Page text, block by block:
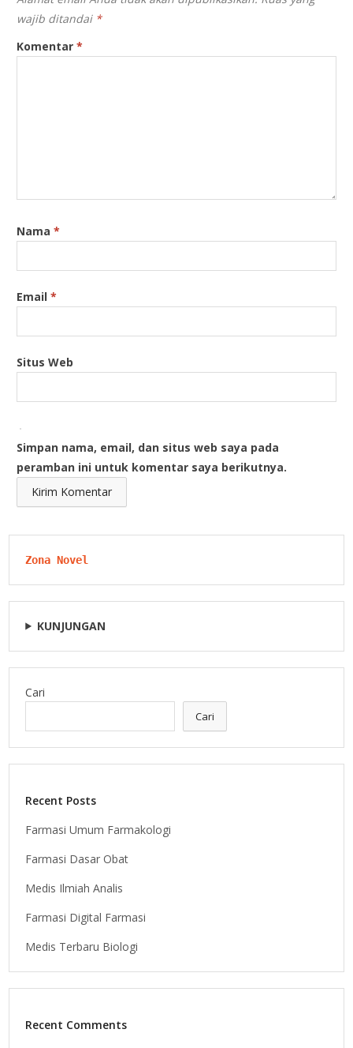
wajib ditandai *
Komentar*
Nama*
Email*
Situs Web
Simpan nama, email, dan situs web saya pada
peramban ini untuk komentar saya berikutnya.
Zona Novel
KUNJUNGAN
Cari
Cari
Recent Posts
Farmasi Umum Farmakologi
Farmasi Dasar Obat
Medis Ilmiah Analis
Farmasi Digital Farmasi
Medis Terbaru Biologi
Recent Comments